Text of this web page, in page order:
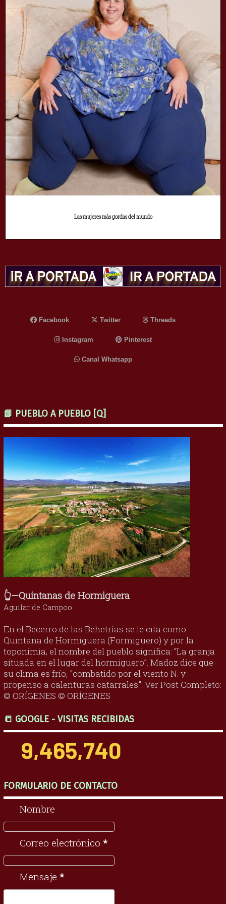
Las mujeres más gordas del mundo
Facebook Twitter Threads
Instagram Pinterest
Canal Whatsapp
📗 PUEBLO A PUEBLO [Q]
👆—Quintanas de Hormiguera
Aguilar de Campoo
En el Becerro de las Behetrías se le cita como
Quintana de Hormiguera (Formiguero) y por la
toponimia, el nombre del pueblo significa: “La granja
situada en el lugar del hormiguero”. Madoz dice que
su clima es frío, "combatido por el viento N. y
propenso a calenturas catarrales". Ver Post Completo:
© ORÍGENES © ORÍGENES
📒 GOOGLE - VISITAS RECIBIDAS
9,465,740
FORMULARIO DE CONTACTO
Nombre
Correo electrónico *
Mensaje *